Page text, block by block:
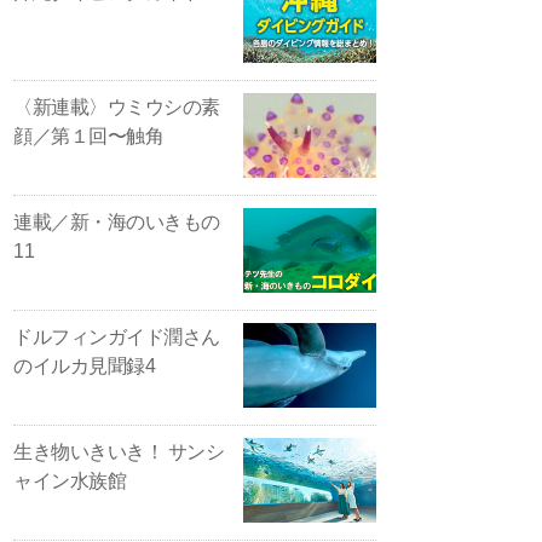
〈新連載〉ウミウシの素
顔／第１回〜触角
連載／新・海のいきもの
11
ドルフィンガイド潤さん
のイルカ見聞録4
生き物いきいき！ サンシ
ャイン水族館